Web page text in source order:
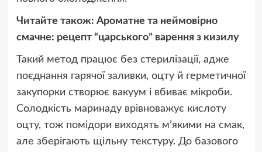
Читайте також: Ароматне та неймовірно
смачне: рецепт “царського” варення з кизилу
Такий метод працює без стерилізації, адже
поєднання гарячої заливки, оцту й герметичної
закупорки створює вакуум і вбиває мікроби.
Солодкість маринаду врівноважує кислоту
оцту, тож помідори виходять м’якими на смак,
але зберігають щільну текстуру. До базового